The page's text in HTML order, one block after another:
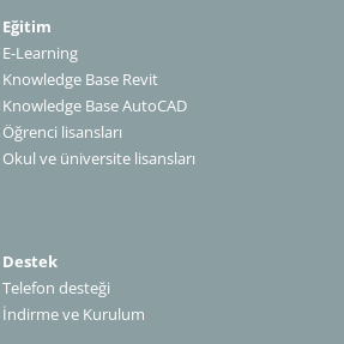
Eğitim
E-Learning
Knowledge Base Revit
Knowledge Base AutoCAD
Öğrenci lisansları
Okul ve üniversite lisansları
Destek
Telefon desteği
İndirme ve Kurulum